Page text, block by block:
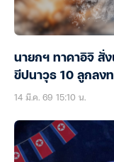
นายกฯ ทาคาอิจิ สั่ง
ขีปนาวุธ 10 ลูกลง
14 มี.ค. 69 15:10 น.